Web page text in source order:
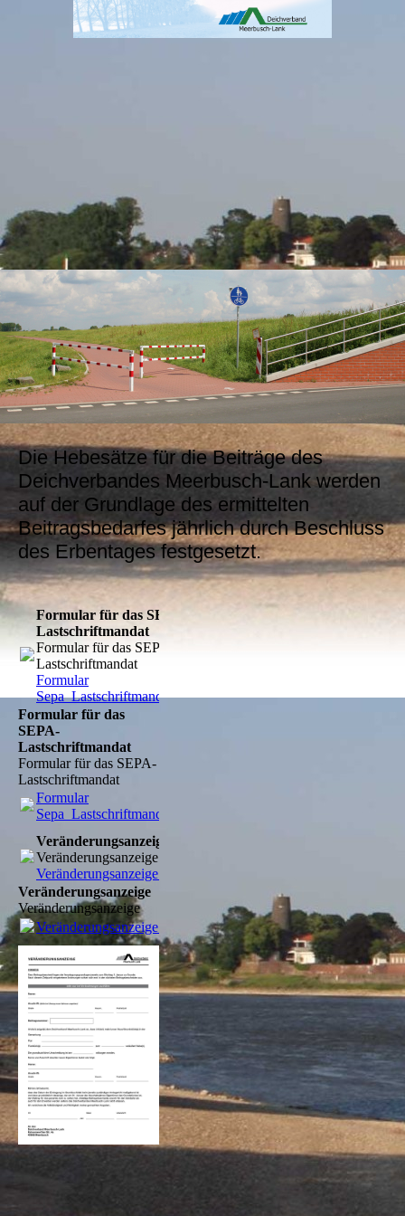
Die Hebesätze für die Beiträge des
Deichverbandes Meerbusch-Lank werden
auf der Grundlage des ermittelten
Beitragsbedarfes jährlich durch Beschluss
des Erbentages festgesetzt.
Formular für das SEPA-
Lastschriftmandat
Formular für das SEPA-
Lastschriftmandat
Formular
Sepa_Lastschriftmandat.pdf(102.81KB)
Formular für das
SEPA-
Lastschriftmandat
Formular für das SEPA-
Lastschriftmandat
Formular
Sepa_Lastschriftmandat.pdf
Veränderungsanzeige
Veränderungsanzeige
Veränderungsanzeige.pdf
Veränderungsanzeige
Veränderungsanzeige
Veränderungsanzeige.pdf
(144.07KB)